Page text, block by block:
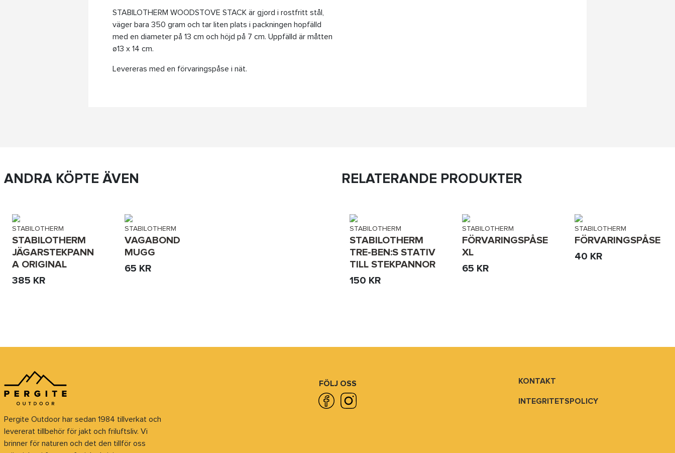
STABILOTHERM WOODSTOVE STACK är gjord i rostfritt stål,
väger bara 350 gram och tar liten plats i packningen hopfälld
med en diameter på 13 cm och höjd på 7 cm. Uppfälld är måtten
ø13 x 14 cm.
Levereras med en förvaringspåse i nät.
ANDRA KÖPTE ÄVEN
STABILOTHERM
STABILOTHERM
JÄGARSTEKPANN
A ORIGINAL
385 KR
STABILOTHERM
VAGABOND
MUGG
65 KR
RELATERANDE PRODUKTER
STABILOTHERM
STABILOTHERM
TRE-BEN:S STATIV
TILL STEKPANNOR
150 KR
STABILOTHERM
FÖRVARINGSPÅSE
XL
65 KR
STABILOTHERM
FÖRVARINGSPÅSE
40 KR
Pergite Outdoor har sedan 1984 tillverkat och
levererat tillbehör för jakt och friluftsliv. Vi
brinner för naturen och det den tillför oss
FÖLJ OSS KONTAKT
INTEGRITETSPOLICY